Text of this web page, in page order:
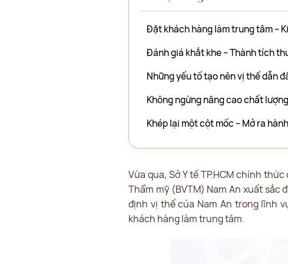
Đặt khách hàng làm trung tâm –
Đánh giá khắt khe – Thành tích
Những yếu tố tạo nên vị thế dẫn
Không ngừng nâng cao chất
Khép lại một cột mốc – Mở ra
Vừa qua, Sở Y tế TP.HCM chính
Thẩm mỹ (BVTM) Nam An xuất
định vị thế của Nam An trong lĩnh
khách hàng làm trung tâm.